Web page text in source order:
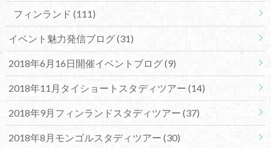
フィンランド (111)
イベント魅力発信ブログ(31)
2018年6月16日開催イベントブログ(9)
2018年11月タイショートスタディツアー (14)
2018年9月フィンランドスタディツアー (37)
2018年8月モンゴルスタディツアー (30)